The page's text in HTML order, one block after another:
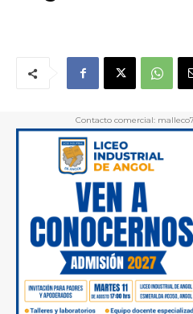
Contacto comercial: